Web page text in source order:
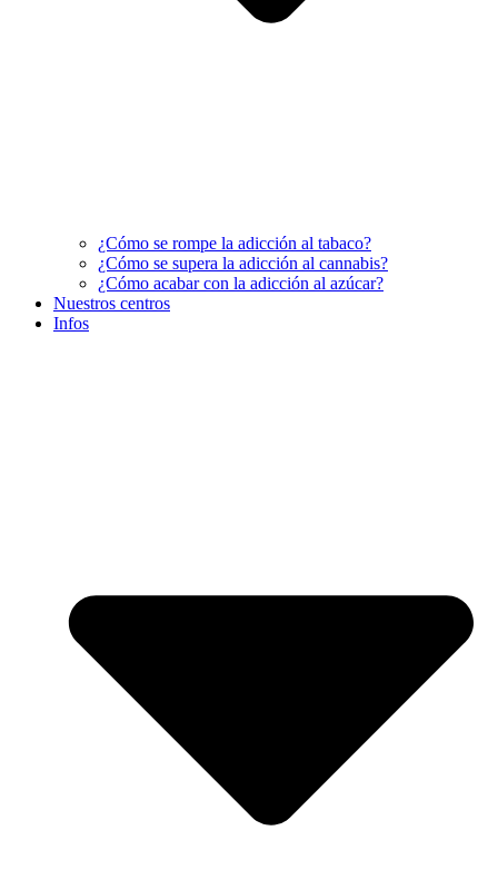
¿Cómo se rompe la adicción al tabaco?
¿Cómo se supera la adicción al cannabis?
¿Cómo acabar con la adicción al azúcar?
Nuestros centros
Infos